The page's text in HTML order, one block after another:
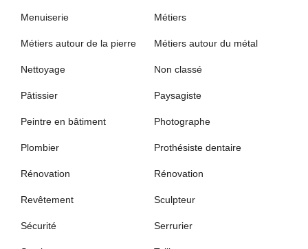
Menuiserie Métiers
Métiers autour de la pierre Métiers autour du métal
Nettoyage Non classé
Pâtissier Paysagiste
Peintre en bâtiment Photographe
Plombier Prothésiste dentaire
Rénovation Rénovation
Revêtement Sculpteur
Sécurité Serrurier